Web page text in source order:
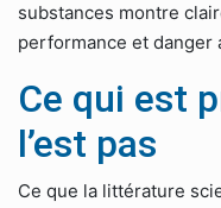
substances montre
performance et danger
Ce qui est
l’est pas
Ce que la littérature